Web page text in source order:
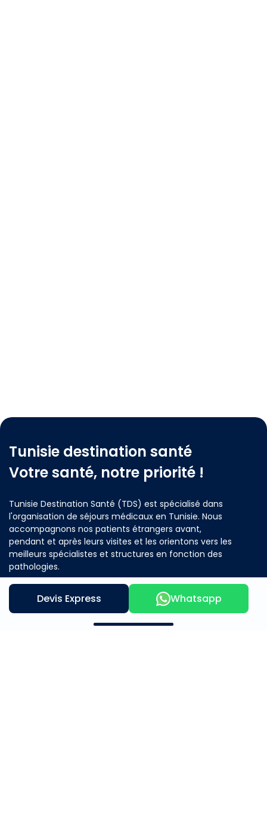
Devis Express Whatsapp
Tunisie destination santé
Votre santé, notre priorité !
Tunisie Destination Santé (TDS) est spécialisé dans
l'organisation de séjours médicaux en Tunisie. Nous
accompagnons nos patients étrangers avant,
pendant et après leurs visites et les orientons vers les
meilleurs spécialistes et structures en fonction des
pathologies.
Contactez nous